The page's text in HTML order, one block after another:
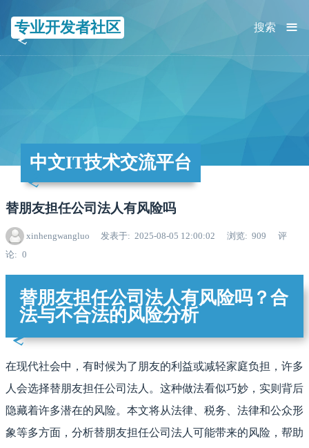
专业开发者社区 ≡
搜索
中文IT技术交流平台
替朋友担任公司法人有风险吗
xinhengwangluo 发表于 2025-08-05 12:00:02 浏览 909
评
论
0
替朋友担任公司法人有风险吗？合
法与不合法的风险分析
在现代社会中，有时候为了朋友的利益或减轻家庭负担，许多
人会选择替朋友担任公司法人。这种做法看似巧妙，实则背后
隐藏着许多潜在的风险。本文将从法律、税务、法律和公众形
象等多方面，分析替朋友担任公司法人可能带来的风险，帮助